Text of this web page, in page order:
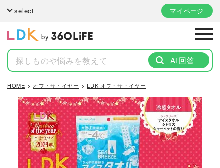
select マイページ
by
AI回答
HOME オブ・ザ・イヤー LDK オブ・ザ・イヤー